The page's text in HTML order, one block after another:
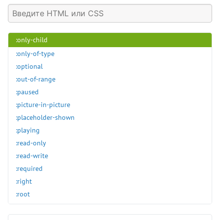
:nth-last-of-type()
:nth-of-type()
:only-child
:only-of-type
:optional
:out-of-range
:paused
:picture-in-picture
:placeholder-shown
:playing
:read-only
:read-write
:required
:right
:root
:seeking